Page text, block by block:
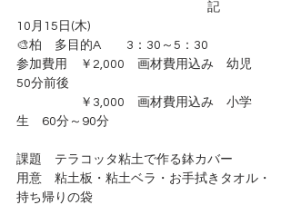
記
10月15日(木)
🎨柏　多目的A　　3：30～5：30
参加費用　￥2,000　画材費用込み　幼児
50分前後
￥3,000　画材費用込み　小学
生　60分～90分
課題　テラコッタ粘土で作る鉢カバー
用意　粘土板・粘土ベラ・お手拭きタオル・
持ち帰りの袋